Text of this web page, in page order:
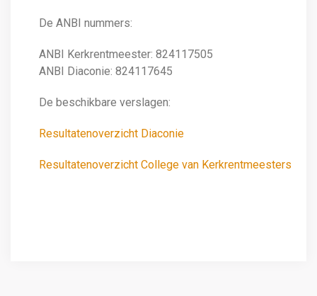
De ANBI nummers:
ANBI Kerkrentmeester: 824117505
ANBI Diaconie: 824117645
De beschikbare verslagen:
Resultatenoverzicht Diaconie
Resultatenoverzicht College van Kerkrentmeesters